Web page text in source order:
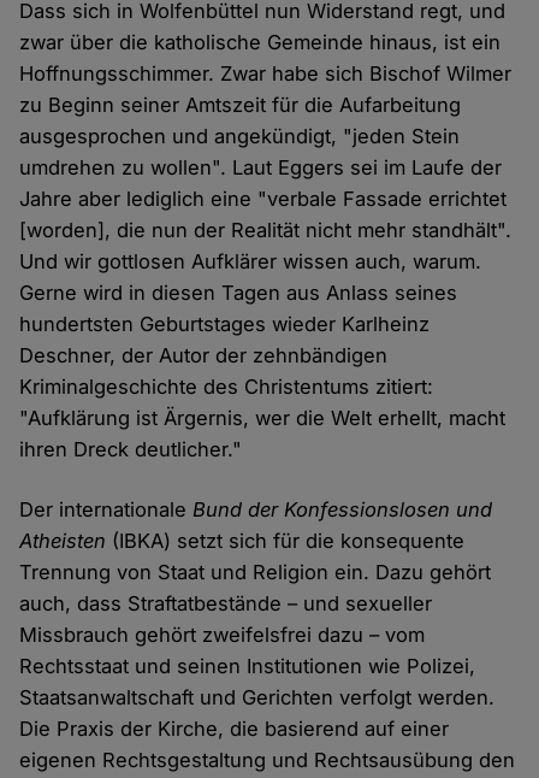
Dass sich in Wolfenbüttel nun Widerstand regt, und
zwar über die katholische Gemeinde hinaus, ist ein
Hoffnungsschimmer. Zwar habe sich Bischof Wilmer
zu Beginn seiner Amtszeit für die Aufarbeitung
ausgesprochen und angekündigt, "jeden Stein
umdrehen zu wollen". Laut Eggers sei im Laufe der
Jahre aber lediglich eine "verbale Fassade errichtet
[worden], die nun der Realität nicht mehr standhält".
Und wir gottlosen Aufklärer wissen auch, warum.
Gerne wird in diesen Tagen aus Anlass seines
hundertsten Geburtstages wieder Karlheinz
Deschner, der Autor der zehnbändigen
Kriminalgeschichte des Christentums zitiert:
"Aufklärung ist Ärgernis, wer die Welt erhellt, macht
ihren Dreck deutlicher."
Der internationaleBund der Konfessionslosen und
Atheisten (IBKA) setzt sich für die konsequente
Trennung von Staat und Religion ein. Dazu gehört
auch, dass Straftatbestände – und sexueller
Missbrauch gehört zweifelsfrei dazu – vom
Rechtsstaat und seinen Institutionen wie Polizei,
Staatsanwaltschaft und Gerichten verfolgt werden.
Die Praxis der Kirche, die basierend auf einer
eigenen Rechtsgestaltung und Rechtsausübung den